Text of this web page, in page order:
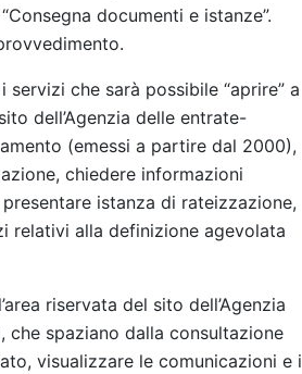
documenti e istanze”.
servizi che sarà possibile “aprire” a
dell’Agenzia delle entrate-
(emessi a partire dal 2000),
chiedere informazioni
istanza di rateizzazione,
relativi alla definizione agevolata
riservata del sito dell’Agenzia
che spaziano dalla consultazione
visualizzare le comunicazioni e i